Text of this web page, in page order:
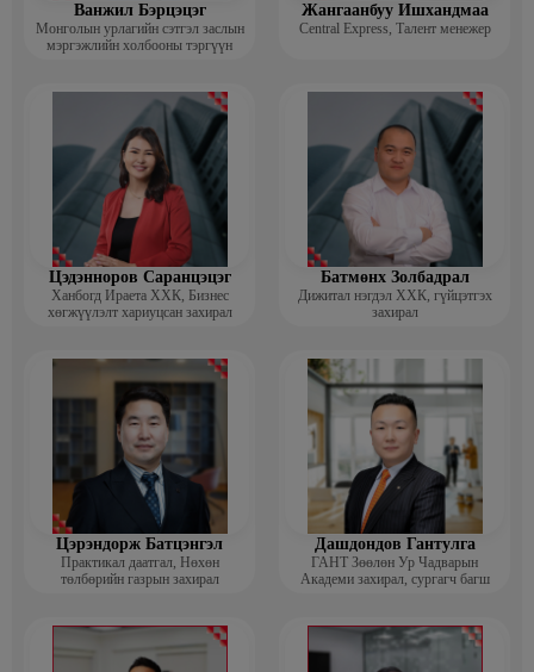
Ванжил Бэрцэцэг
Монголын урлагийн сэтгэл заслын
мэргэжлийн холбооны тэргүүн
Жангаанбуу Ишхандмаа
Central Express, Талент менежер
Цэдэнноров Саранцэцэг
Ханбогд Ираета ХХК, Бизнес
хөгжүүлэлт хариуцсан захирал
Батмөнх Золбадрал
Дижитал нэгдэл ХХК, гүйцэтгэх
захирал
Цэрэндорж Батцэнгэл
Практикал даатгал, Нөхөн
төлбөрийн газрын захирал
Дашдондов Гантулга
ГАНТ Зөөлөн Ур Чадварын
Академи захирал, сургагч багш